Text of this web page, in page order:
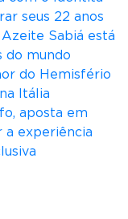
r
a
c
k
l
a
n
ç
a
seus 22 anos
Sabiá está
do mundo
do Hemisfério
Itália
aposta em
a experiência